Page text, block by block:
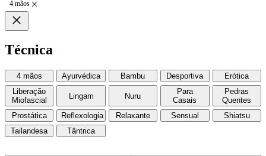
4 mãos
Técnica
4 mãos Ayurvédica Bambu Desportiva
Erótica
Liberação
Miofascial
Lingam Nuru
Para
Casais
Pedras
Quentes
Prostática
Reflexologia Relaxante Sensual
Shiatsu
Tailandesa
Tântrica